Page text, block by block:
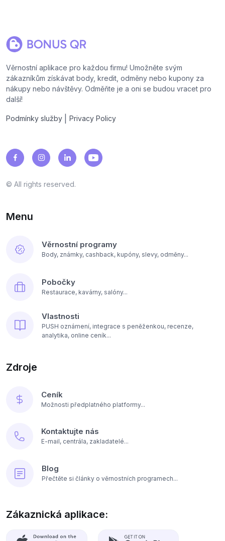
Věrnostní aplikace pro každou firmu! Umožněte svým
zákazníkům získávat body, kredit, odměny nebo kupony za
nákupy nebo návštěvy. Odměňte je a oni se budou vracet pro
další!
Podmínky služby Privacy Policy
© All rights reserved.
Menu
Věrnostní programy
Body, známky, cashback, kupóny, slevy, odměny...
Pobočky
Restaurace, kavárny, salóny...
Vlastnosti
PUSH oznámení, integrace s peněženkou, recenze,
analytika, online ceník...
Zdroje
Ceník
Možnosti předplatného platformy...
Kontaktujte nás
E-mail, centrála, zakladatelé...
Blog
Přečtěte si články o věrnostních programech...
Zákaznická aplikace: